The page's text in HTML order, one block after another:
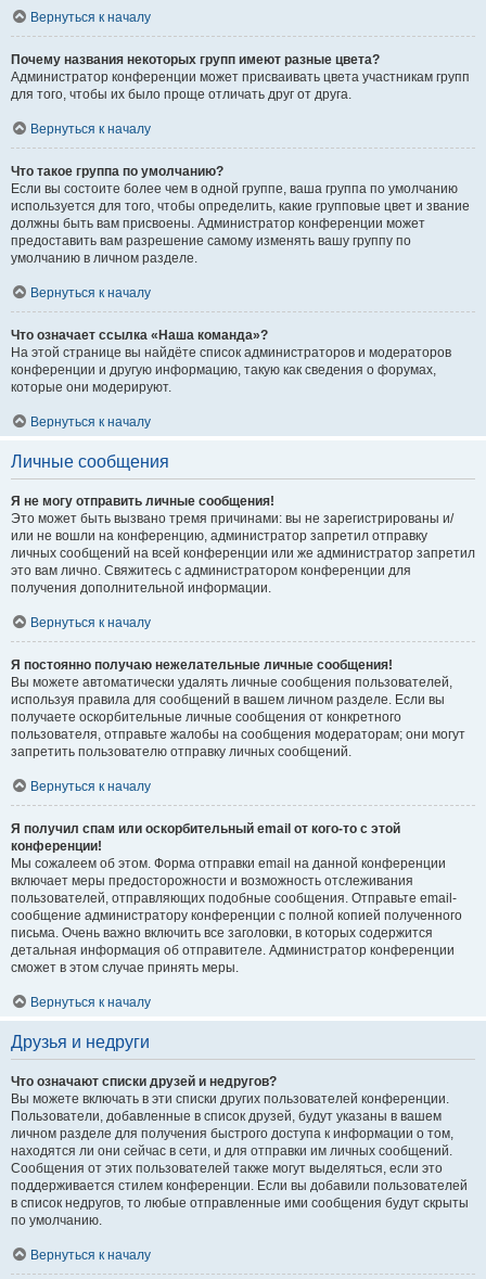
Вернуться к началу
Почему названия некоторых групп имеют разные цвета?
Администратор конференции может присваивать цвета участникам групп
для того, чтобы их было проще отличать друг от друга.
Вернуться к началу
Что такое группа по умолчанию?
Если вы состоите более чем в одной группе, ваша группа по умолчанию
используется для того, чтобы определить, какие групповые цвет и звание
должны быть вам присвоены. Администратор конференции может
предоставить вам разрешение самому изменять вашу группу по
умолчанию в личном разделе.
Вернуться к началу
Что означает ссылка «Наша команда»?
На этой странице вы найдёте список администраторов и модераторов
конференции и другую информацию, такую как сведения о форумах,
которые они модерируют.
Вернуться к началу
Личные сообщения
Я не могу отправить личные сообщения!
Это может быть вызвано тремя причинами: вы не зарегистрированы и/
или не вошли на конференцию, администратор запретил отправку
личных сообщений на всей конференции или же администратор запретил
это вам лично. Свяжитесь с администратором конференции для
получения дополнительной информации.
Вернуться к началу
Я постоянно получаю нежелательные личные сообщения!
Вы можете автоматически удалять личные сообщения пользователей,
используя правила для сообщений в вашем личном разделе. Если вы
получаете оскорбительные личные сообщения от конкретного
пользователя, отправьте жалобы на сообщения модераторам; они могут
запретить пользователю отправку личных сообщений.
Вернуться к началу
Я получил спам или оскорбительный email от кого-то с этой
конференции!
Мы сожалеем об этом. Форма отправки email на данной конференции
включает меры предосторожности и возможность отслеживания
пользователей, отправляющих подобные сообщения. Отправьте email-
сообщение администратору конференции с полной копией полученного
письма. Очень важно включить все заголовки, в которых содержится
детальная информация об отправителе. Администратор конференции
сможет в этом случае принять меры.
Вернуться к началу
Друзья и недруги
Что означают списки друзей и недругов?
Вы можете включать в эти списки других пользователей конференции.
Пользователи, добавленные в список друзей, будут указаны в вашем
личном разделе для получения быстрого доступа к информации о том,
находятся ли они сейчас в сети, и для отправки им личных сообщений.
Сообщения от этих пользователей также могут выделяться, если это
поддерживается стилем конференции. Если вы добавили пользователей
в список недругов, то любые отправленные ими сообщения будут скрыты
по умолчанию.
Вернуться к началу